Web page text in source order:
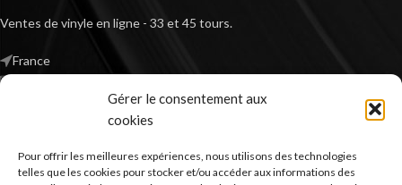
Gérer le consentement aux
cookies
Pour offrir les meilleures expériences, nous utilisons des technologies
telles que les cookies pour stocker et/ou accéder aux informations des
Ventes de vinyle en ligne - 33 et 45 tours.
France
*TVA non applicable – article 293 B du CGI